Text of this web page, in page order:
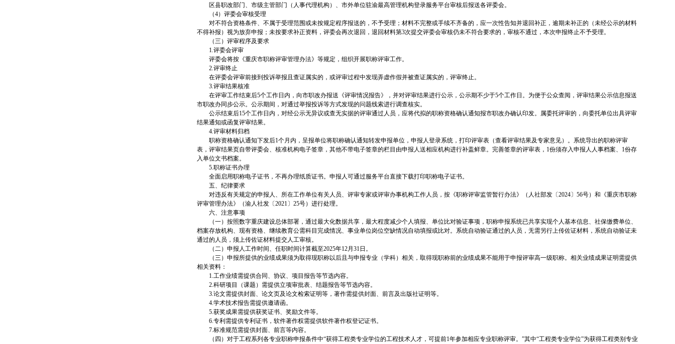
区县职改部门、市级主管部门（人事代理机构）、市外单位驻渝最高管理机构登录服务平台审核后报送各评委会。
（4）评委会审核受理
对不符合资格条件、不属于受理范围或未按规定程序报送的，不予受理；材料不完整或手续不齐备的，应一次性告知并退回补正，逾期未补正的（未经公示的材料
不得补报）视为放弃申报；未按要求补正资料，评委会再次退回，退回材料第3次提交评委会审核仍未不符合要求的，审核不通过，本次申报终止不予受理。
（三）评审程序及要求
1.评委会评审
评委会将按《重庆市职称评审管理办法》等规定，组织开展职称评审工作。
2.评审终止
在评委会评审前接到投诉举报且查证属实的，或评审过程中发现弄虚作假并被查证属实的，评审终止。
3.评审结果核准
在评审工作结束后5个工作日内，向市职改办报送《评审情况报告》，并对评审结果进行公示，公示期不少于5个工作日。为便于公众查阅，评审结果公示信息报送
市职改办同步公示。公示期间，对通过举报投诉等方式发现的问题线索进行调查核实。
公示结束后15个工作日内，对经公示无异议或查无实据的评审通过人员，应将代拟的职称资格确认通知报市职改办确认印发。属委托评审的，向委托单位出具评审
结果通知或函复评审结果。
4.评审材料归档
职称资格确认通知下发后1个月内，呈报单位将职称确认通知转发申报单位，申报人登录系统，打印评审表（查看评审结果及专家意见）。系统导出的职称评审
表，评审结果页自带评委会、核准机构电子签章，其他不带电子签章的栏目由申报人送相应机构进行补盖鲜章。完善签章的评审表，1份须存入申报人人事档案、1份存
入单位文书档案。
5.职称证书办理
全面启用职称电子证书，不再办理纸质证书。申报人可通过服务平台直接下载打印职称电子证书。
五、纪律要求
对违反有关规定的申报人、所在工作单位有关人员、评审专家或评审办事机构工作人员，按《职称评审监管暂行办法》（人社部发〔2024〕56号）和《重庆市职称
评审管理办法》（渝人社发〔2021〕25号）进行处理。
六、注意事项
（一）按照数字重庆建设总体部署，通过最大化数据共享，最大程度减少个人填报、单位比对验证事项，职称申报系统已共享实现个人基本信息、社保缴费单位、
档案存放机构、现有资格、继续教育公需科目完成情况、事业单位岗位空缺情况自动填报或比对。系统自动验证通过的人员，无需另行上传佐证材料，系统自动验证未
通过的人员，须上传佐证材料提交人工审核。
（二）申报人工作时间、任职时间计算截至2025年12月31日。
（三）申报所提供的业绩成果须为取得现职称以后且与申报专业（学科）相关，取得现职称前的业绩成果不能用于申报评审高一级职称。相关业绩成果证明需提供
相关资料：
1.工作业绩需提供合同、协议、项目报告等节选内容。
2.科研项目（课题）需提供立项审批表、结题报告等节选内容。
3.论文需提供封面、论文页及论文检索证明等，著作需提供封面、前言及出版社证明等。
4.学术技术报告需提供邀请函。
5.获奖成果需提供获奖证书、奖励文件等。
6.专利需提供专利证书，软件著作权需提供软件著作权登记证书。
7.标准规范需提供封面、前言等内容。
（四）对于工程系列各专业职称申报条件中“获得工程类专业学位的工程技术人才，可提前1年参加相应专业职称评审。”其中“工程类专业学位”为获得工程类别专业